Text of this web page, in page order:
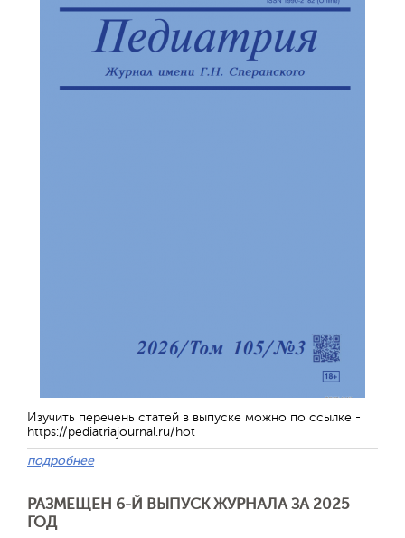
Изучить перечень статей в выпуске можно по ссылке -
https://pediatriajournal.ru/hot
подробнее
РАЗМЕЩЕН 6-Й ВЫПУСК ЖУРНАЛА ЗА 2025
ГОД